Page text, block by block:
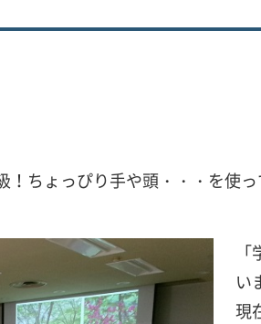
ちょっぴり手や頭・・・を使っ
い
現